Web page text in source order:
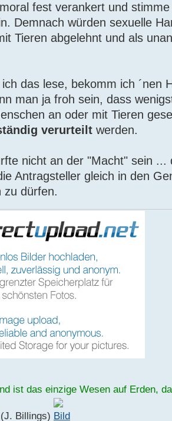
fest verankert und
Demnach würden sexuelle
Tieren abgelehnt und als
das lese, bekomm ich ´nen
man ja froh sein, dass
an oder mit Tieren
verurteilt werden.
nicht an der "Macht" sein ...
Antragsteller gleich in den
zu dürfen.
ist das einzige Wesen auf Erden,
(J. Billings)